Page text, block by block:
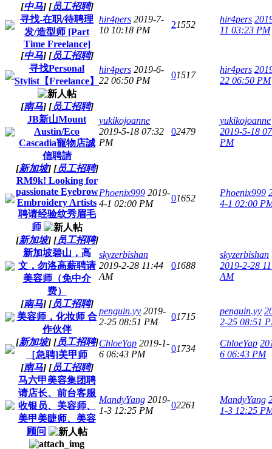
[中马] [员工招聘]
寻找-在职/待聘理
发/造型师 [Part
Time Freelance]
hir4pers 2019-7-
10 10:18 PM
21552
hir4pers
11 03:23 PM
[中马] [员工招聘]
寻找Personal
Stylist【Freelance】
hir4pers 2019-6-
22 06:50 PM
01517
hir4pers
22 06:50 PM
[南马] [员工招聘]
JB新山Mount
Austin/Eco
Cascadia寵物店誠
信聘請
yukikojoanne
2019-5-18 07:32
PM
02479
yukikojoanne
2019-5-18
PM
[新加坡] [员工招聘]
RM9k! Looking for
passionate Eyebrow
Embroidery Artists
聘请经验纹秀眉毛
师
Phoenix999 2019-
4-1 02:00 PM
01652
Phoenix999
4-1 02:00
[新加坡] [员工招聘]
新加坡碧山，高
文，勿洛高薪聘请
美容师（免中介
费）
skyzerbishan
2019-2-28 11:44
AM
01688
skyzerbishan
2019-2-28
AM
[南马] [员工招聘]
美容师，化妆师 合
作伙伴
penguin.yy 2019-
2-25 08:51 PM
01715
penguin.yy
2-25 08:51
[新加坡] [员工招聘]
［急聘]美甲师
ChloeYap 2019-1-
6 06:43 PM
01734
ChloeYap
6 06:43 PM
[南马] [员工招聘]
马六甲美容集团聘
请店长、前台客服
收银员、美容师、
美甲美睫师、美容
顾问
MandyYang 2019-
1-3 12:25 PM
02261
MandyYang
1-3 12:25